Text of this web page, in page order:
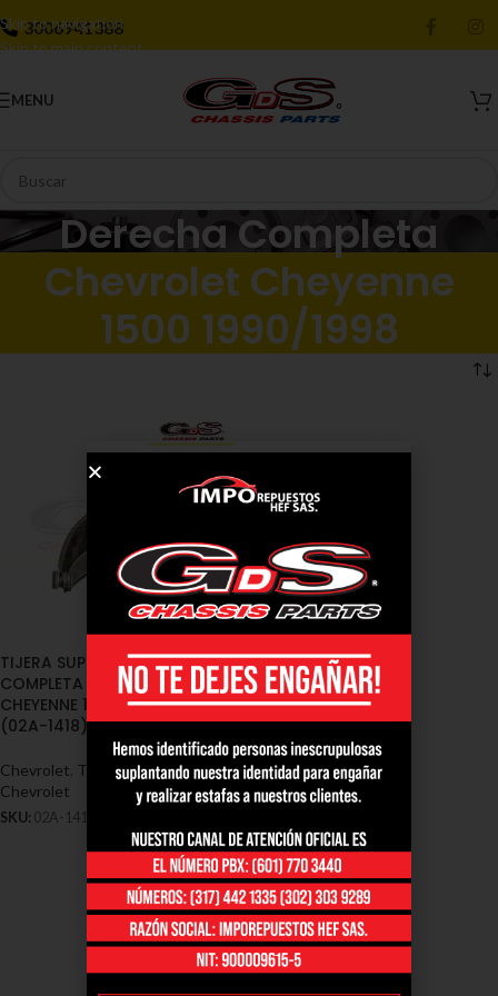
Skip to navigation
Skip to main content
3006941388
MENU
Derecha Completa
Chevrolet Cheyenne
1500 1990/1998
TIJERA SUPERIOR DERECHA
COMPLETA CHEVROLET
CHEYENNE 1500 1990/1998
(02A-1418)
Chevrolet Tensores y Tijeras -
Chevrolet
SKU: 02A-1418